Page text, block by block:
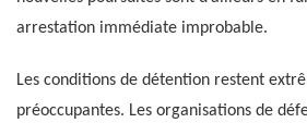
arrestation immédiate improbable.
Les conditions de détention restent
préoccupantes. Les organisations de